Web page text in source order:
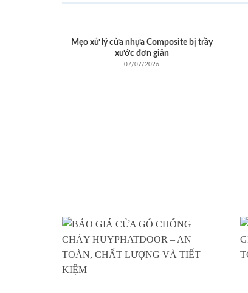
Mẹo xử lý cửa nhựa Composite bị trầy
xước đơn giản
07/07/2026